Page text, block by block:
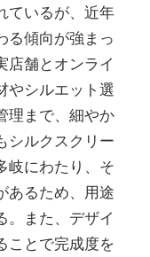
ているが、近年
る傾向が強まっ
店舗とオンライ
やシルエット選
理まで、細やか
シルクスクリー
岐にわたり、そ
あるため、用途
。また、デザイ
ことで完成度を